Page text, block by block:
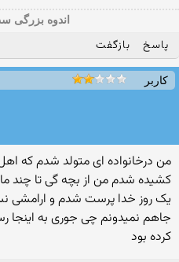
اندوه بزرگی
پاسخ بازگفت
کاربر
من درخانواده ای متولد شدم که
کشیده شدم من از بچه گی تا چند
یک روز خدا پرست شدم و ارامشی
جاهم نمیدونم چی جوری به اینجا
کرده بود